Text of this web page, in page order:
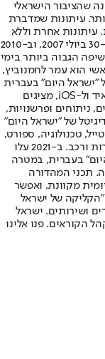
שהציבור הישראלי
עיתונות שמדברת
עיתונות אחרת וללא
תשלום. המהדורה המודפסת הראשונה פורסמה ב-30 ביולי 2007, וב-2010
הגבוה ביותר בימי
הוא עמר לחמנוביץ,
"ישראל היום" בעברית
ובאנגלית, כמו כן היישומונים (אפליקציות) לאנדרואיד ול-iOS, מציגים
ניתוחים ופרשנויות,
של "ישראל היום"
טכנולוגיה, ספורט,
כלכלה וצרכנות, בריאות, חיילים, אוכל, יהדות, תיירות ורכב. ב-2021 עלו
בעברית, במטרה
תכני המהדורה
מקוונת, ואפשר
"הקליקה של ישראל
ושירותים. ישראל
הקוראים. פנו אלינו